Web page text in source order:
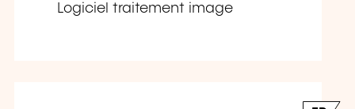
Logiciel traitement image